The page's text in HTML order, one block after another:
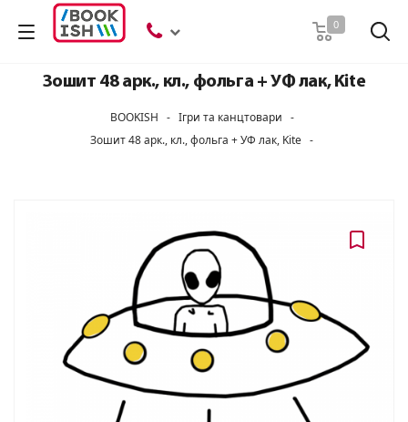
0
Зошит 48 арк., кл., фольга + УФ лак, Kite
BOOKISH - Ігри та канцтовари -
Зошит 48 арк., кл., фольга + УФ лак, Kite -